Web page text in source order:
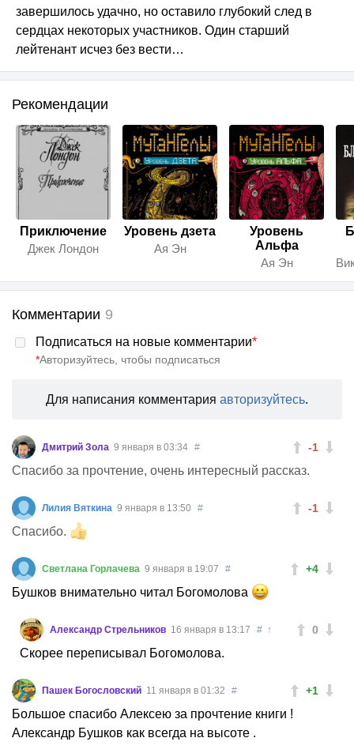
завершилось удачно, но оставило глубокий след в
сердцах некоторых участников. Один старший
лейтенант исчез без вести…
Рекомендации
Приключение
Джек Лондон
Уровень дзета
Ая Эн
Уровень
Альфа
Ая Эн
Комментарии 9
Подписаться на новые комментарии*
*Авторизуйтесь, чтобы подписаться
Для написания комментария авторизуйтесь.
-1
Дмитрий Зола 9 января в 03:34 #
Спасибо за прочтение, очень интересный рассказ.
-1
Лилия Вяткина 9 января в 13:50 #
Спасибо.
+4
Светлана Горлачева 9 января в 19:07 #
Бушков внимательно читал Богомолова
0
Александр Стрельников 16 января в 13:17 # ↑
Скорее переписывал Богомолова.
+1
Пашек Богословский 11 января в 01:32 #
Большое спасибо Алексею за прочтение книги !
Александр Бушков как всегда на высоте .